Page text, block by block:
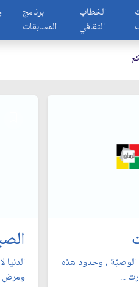
برنامج
المسابقات
الخطاب
الثقافي
الوصيّة ، وحدود هذه
...
ومرض